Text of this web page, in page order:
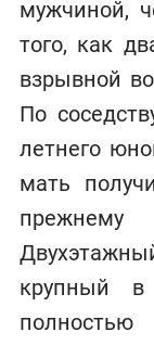
мужчиной,
того, как
взрывной
По
летнего
мать
крупный в